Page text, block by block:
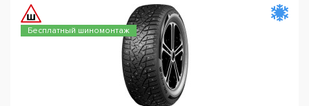
Бесплатный шиномонтаж